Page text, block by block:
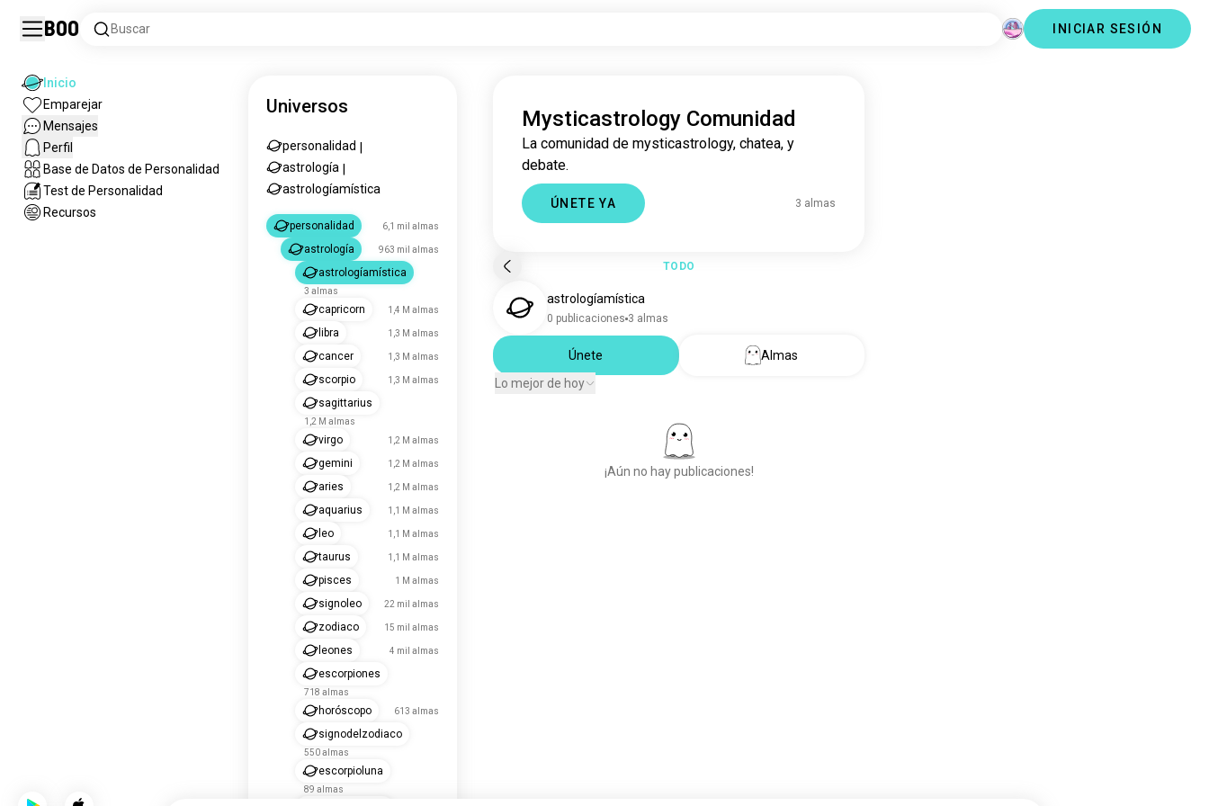
Boo Buscar INICIAR SESIÓN
Inicio
Emparejar
Mensajes
Perfil
Base de Datos de Personalidad
Test de Personalidad
Recursos
Universos
personalidad
astrología
astrologíamística
personalidad 6,1 mil almas
astrología 963 mil almas
astrologíamística
3 almas
capricorn 1,4 M almas
libra 1,3 M almas
cancer 1,3 M almas
scorpio 1,3 M almas
sagittarius
1,2 M almas
virgo 1,2 M almas
gemini 1,2 M almas
aries 1,2 M almas
aquarius 1,1 M almas
leo 1,1 M almas
taurus 1,1 M almas
pisces 1 M almas
signoleo 22 mil almas
zodiaco 15 mil almas
leones 4 mil almas
escorpiones
718 almas
horóscopo 613 almas
signodelzodiaco
550 almas
escorpioluna
89 almas
Mysticastrology Comunidad
La comunidad de mysticastrology, chatea, y
debate.
ÚNETE YA 3 almas
TODO
astrologíamística
0 publicaciones 3 almas
Únete
Almas
Lo mejor de hoy
¡Aún no hay publicaciones!